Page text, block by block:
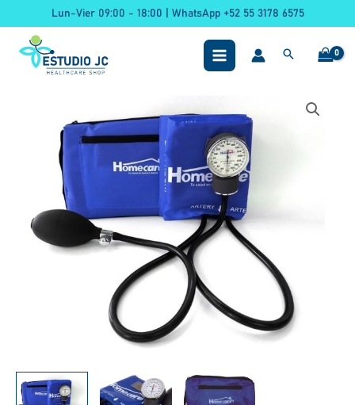
al
contenido
Lun-Vier 09:00 - 18:00 | WhatsApp +52 55 3178 6575
Homecare
Maquinaria
Japonesa
cantidad